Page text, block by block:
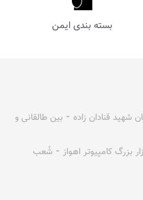
بسته بندی ایمن
شهید قنادان زاده ⁃ بین طالقانی و
بزرگ کامپیوتر اهواز ⁃ شُعب